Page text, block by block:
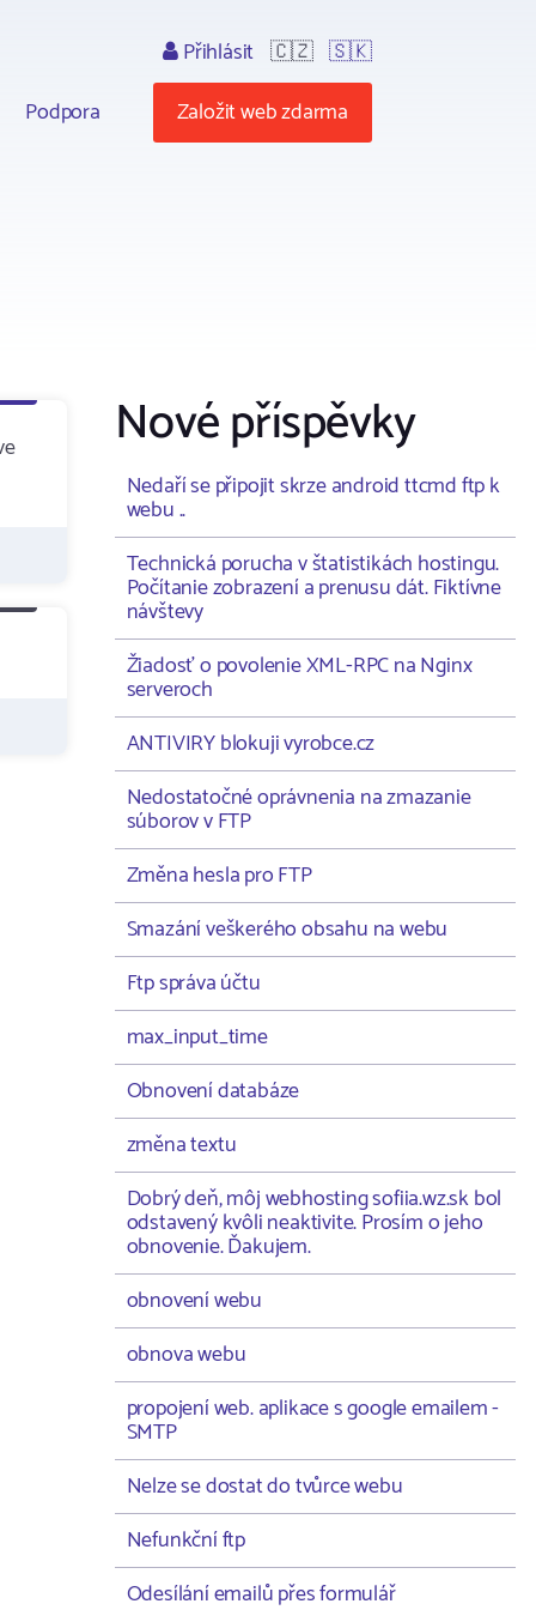
Podpora
Přihlásit 🇨🇿 🇸🇰
Založit web zdarma
Nové příspěvky
Nedaří se připojit skrze android ttcmd ftp k
webu ..
Technická porucha v štatistikách hostingu.
Počítanie zobrazení a prenusu dát. Fiktívne
návštevy
Žiadosť o povolenie XML-RPC na Nginx
serveroch
ANTIVIRY blokuji vyrobce.cz
Nedostatočné oprávnenia na zmazanie
súborov v FTP
Změna hesla pro FTP
Smazání veškerého obsahu na webu
Ftp správa účtu
max_input_time
Obnovení databáze
změna textu
Dobrý deň, môj webhosting sofiia.wz.sk bol
odstavený kvôli neaktivite. Prosím o jeho
obnovenie. Ďakujem.
obnovení webu
obnova webu
propojení web. aplikace s google emailem -
SMTP
Nelze se dostat do tvůrce webu
Nefunkční ftp
Odesílání emailů přes formulář